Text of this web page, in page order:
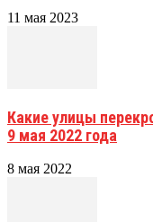
11 мая 2023
Какие улицы
9 мая 2022 года
8 мая 2022